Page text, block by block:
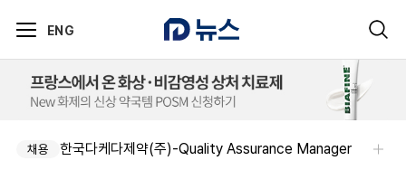
ENG
채용 한국다케다제약(주)-Quality Assurance Manager